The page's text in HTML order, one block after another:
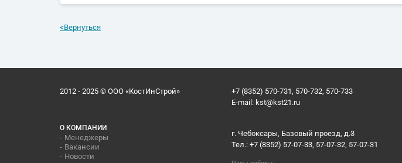
<Вернуться
2012 - 2025 © ООО «КостИнСтрой»
+7 (8352) 570-731, 570-732, 570-733
E-mail: kst@kst21.ru
О КОМПАНИИ
Менеджеры
Вакансии
Новости
г. Чебоксары, Базовый проезд, д.3
Тел.: +7 (8352) 57-07-33, 57-07-32, 57-07-31